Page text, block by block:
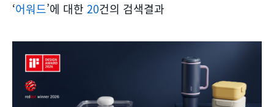
색
‘어워드’에 대한 20건의 검색결과